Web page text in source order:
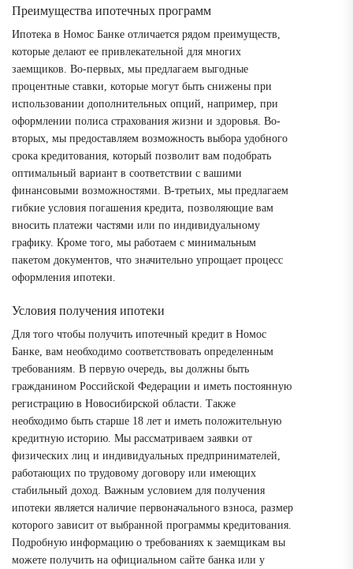
Преимущества ипотечных программ
Ипотека в Номос Банке отличается рядом преимуществ,
которые делают ее привлекательной для многих
заемщиков. Во-первых, мы предлагаем выгодные
процентные ставки, которые могут быть снижены при
использовании дополнительных опций, например, при
оформлении полиса страхования жизни и здоровья. Во-
вторых, мы предоставляем возможность выбора удобного
срока кредитования, который позволит вам подобрать
оптимальный вариант в соответствии с вашими
финансовыми возможностями. В-третьих, мы предлагаем
гибкие условия погашения кредита, позволяющие вам
вносить платежи частями или по индивидуальному
графику. Кроме того, мы работаем с минимальным
пакетом документов, что значительно упрощает процесс
оформления ипотеки.
Условия получения ипотеки
Для того чтобы получить ипотечный кредит в Номос
Банке, вам необходимо соответствовать определенным
требованиям. В первую очередь, вы должны быть
гражданином Российской Федерации и иметь постоянную
регистрацию в Новосибирской области. Также
необходимо быть старше 18 лет и иметь положительную
кредитную историю. Мы рассматриваем заявки от
физических лиц и индивидуальных предпринимателей,
работающих по трудовому договору или имеющих
стабильный доход. Важным условием для получения
ипотеки является наличие первоначального взноса, размер
которого зависит от выбранной программы кредитования.
Подробную информацию о требованиях к заемщикам вы
можете получить на официальном сайте банка или у